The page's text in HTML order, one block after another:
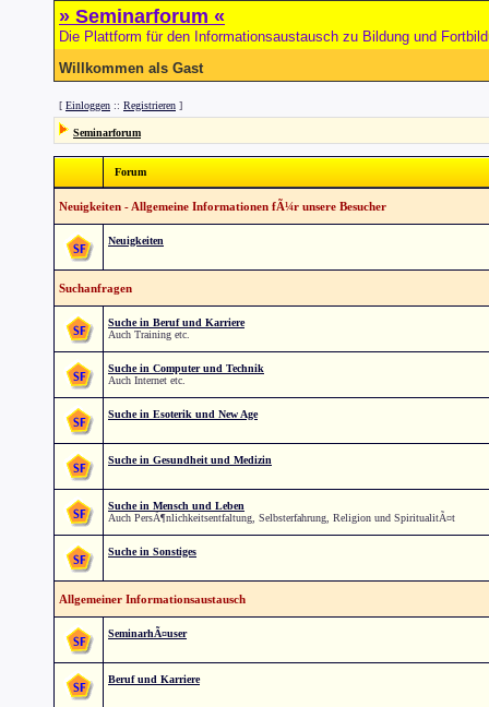
» Seminarforum «
Die Plattform für den Informationsaustausch zu Bildung und
Willkommen als Gast
[ Einloggen :: Registrieren ]
Seminarforum
Forum
Neuigkeiten - Allgemeine Informationen fÃ¼r unsere Besucher
Neuigkeiten
Suchanfragen
Suche in Beruf und Karriere
Auch Training etc.
Suche in Computer und Technik
Auch Internet etc.
Suche in Esoterik und New Age
Suche in Gesundheit und Medizin
Suche in Mensch und Leben
Auch PersÃ¶nlichkeitsentfaltung, Selbsterfahrung, Religion und SpiritualitÃ¤t
Suche in Sonstiges
Allgemeiner Informationsaustausch
SeminarhÃ¤user
Beruf und Karriere